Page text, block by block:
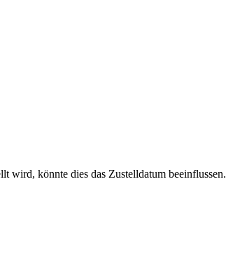
wird, könnte dies das Zustelldatum beeinflussen.